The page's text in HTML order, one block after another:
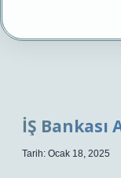
İŞ Bankası
Tarih: Ocak 18, 2025